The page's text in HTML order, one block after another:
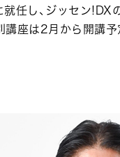
任し、ジッセン!DX
座は2月から開講予